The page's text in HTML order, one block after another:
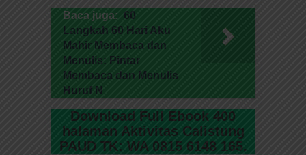
Baca juga: 60
Langkah 60 Hari Aku
Mahir Membaca dan
Menulis: Pintar
Membaca dan Menulis
Huruf N
Download Full Ebook 400
halaman Aktivitas Calistung
PAUD TK: WA 0815 6148 165.